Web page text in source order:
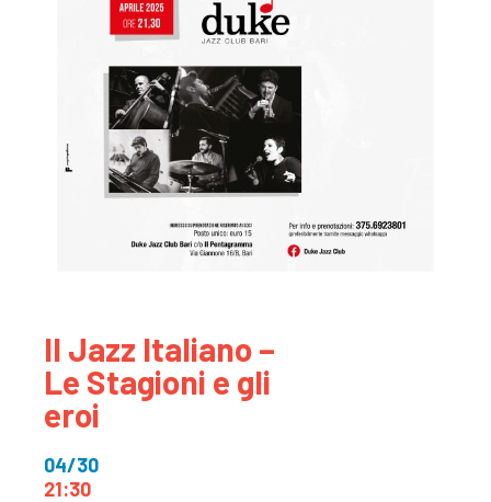
Il Jazz Italiano –
Le Stagioni e gli
eroi
04/30
21:30